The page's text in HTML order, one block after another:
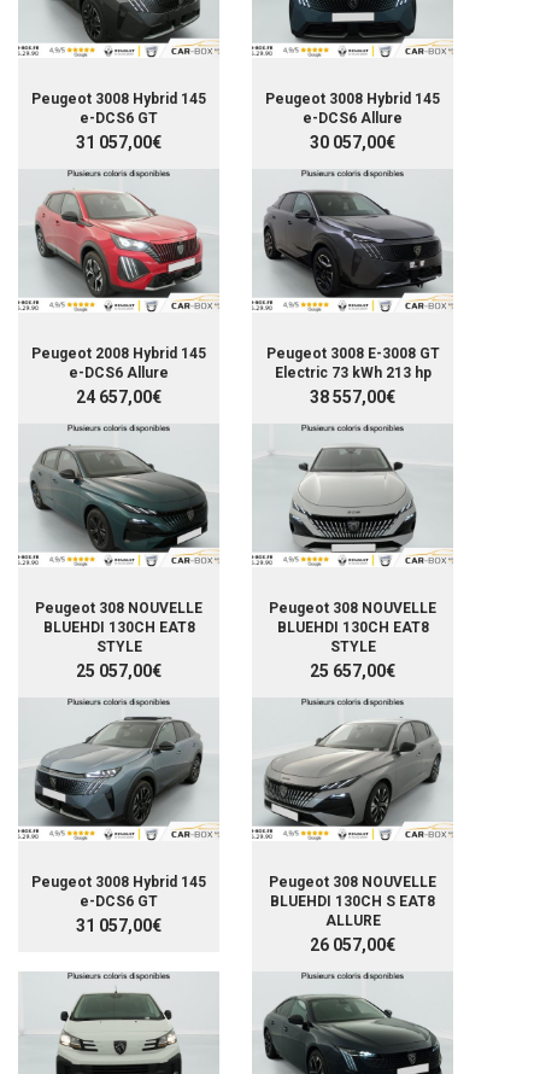
Peugeot 3008 Hybrid 145
e-DCS6 GT
31 057,00€
Peugeot 3008 Hybrid 145
e-DCS6 Allure
30 057,00€
Peugeot 2008 Hybrid 145
e-DCS6 Allure
24 657,00€
Peugeot 3008 E-3008 GT
Electric 73 kWh 213 hp
38 557,00€
Peugeot 308 NOUVELLE
BLUEHDI 130CH EAT8
STYLE
25 057,00€
Peugeot 308 NOUVELLE
BLUEHDI 130CH EAT8
STYLE
25 657,00€
Peugeot 3008 Hybrid 145
e-DCS6 GT
31 057,00€
Peugeot 308 NOUVELLE
BLUEHDI 130CH S EAT8
ALLURE
26 057,00€